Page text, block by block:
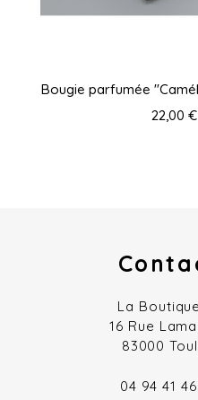
Bougie parfumée
22,00 €
La
16 Rue
83000
04 94 41